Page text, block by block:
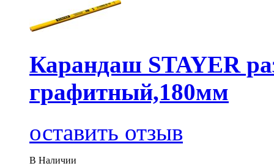
Карандаш STAYER
графитный,180мм
оставить отзыв
В Наличии